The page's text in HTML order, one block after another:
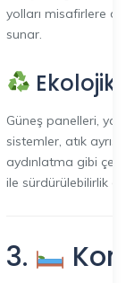
yolları misafirlere
sunar.
Ekolojik
Güneş panelleri,
sistemler, atık
aydınlatma gibi
ile sürdürülebilirlik
3.